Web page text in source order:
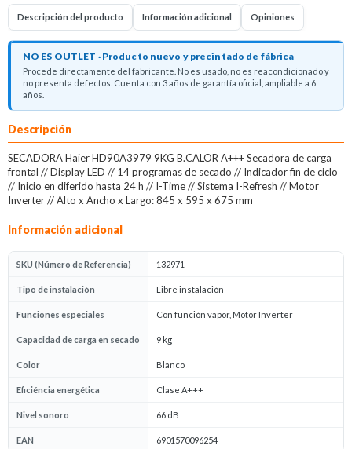
Descripción del producto Información adicional Opiniones
NO ES OUTLET · Producto nuevo y precintado de fábrica
Procede directamente del fabricante. No es usado, no es reacondicionado y
no presenta defectos. Cuenta con 3 años de garantía oficial, ampliable a 6
años.
Descripción
SECADORA Haier HD90A3979 9KG B.CALOR A+++ Secadora de carga
frontal // Display LED // 14 programas de secado // Indicador fin de ciclo
// Inicio en diferido hasta 24 h // I-Time // Sistema I-Refresh // Motor
Inverter // Alto x Ancho x Largo: 845 x 595 x 675 mm
Información adicional
SKU (Número de Referencia) 132971
Tipo de instalación Libre instalación
Funciones especiales Con función vapor, Motor Inverter
Capacidad de carga en secado 9 kg
Color Blanco
Eficiéncia energética Clase A+++
Nivel sonoro 66 dB
EAN 6901570096254